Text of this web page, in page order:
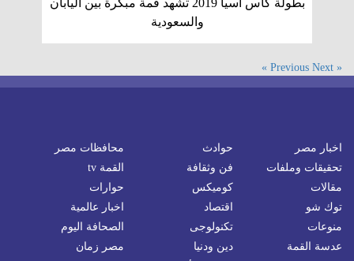
بطولة كأس آسيا 2019 تشهد قمة مبكرة بين اليابان
والسعودية
« Previous
Next »
اخبار مصر حوادث
محافظات مصر
تحقيقات وملفات
فن وثقافة
القمة tv
مقالات
كوميكس
حوارات
توك شو
اقتصاد
اخبار عالمية
منوعات
تكنولوجى
الصحافة اليوم
عدسة القمة
دين ودنيا
مصر زمان